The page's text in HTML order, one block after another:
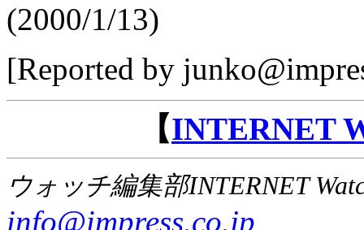
(2000/1/13)
[Reported by
【INTERNET
ウォッチ編集部INTERNET
info@impress.co.jp